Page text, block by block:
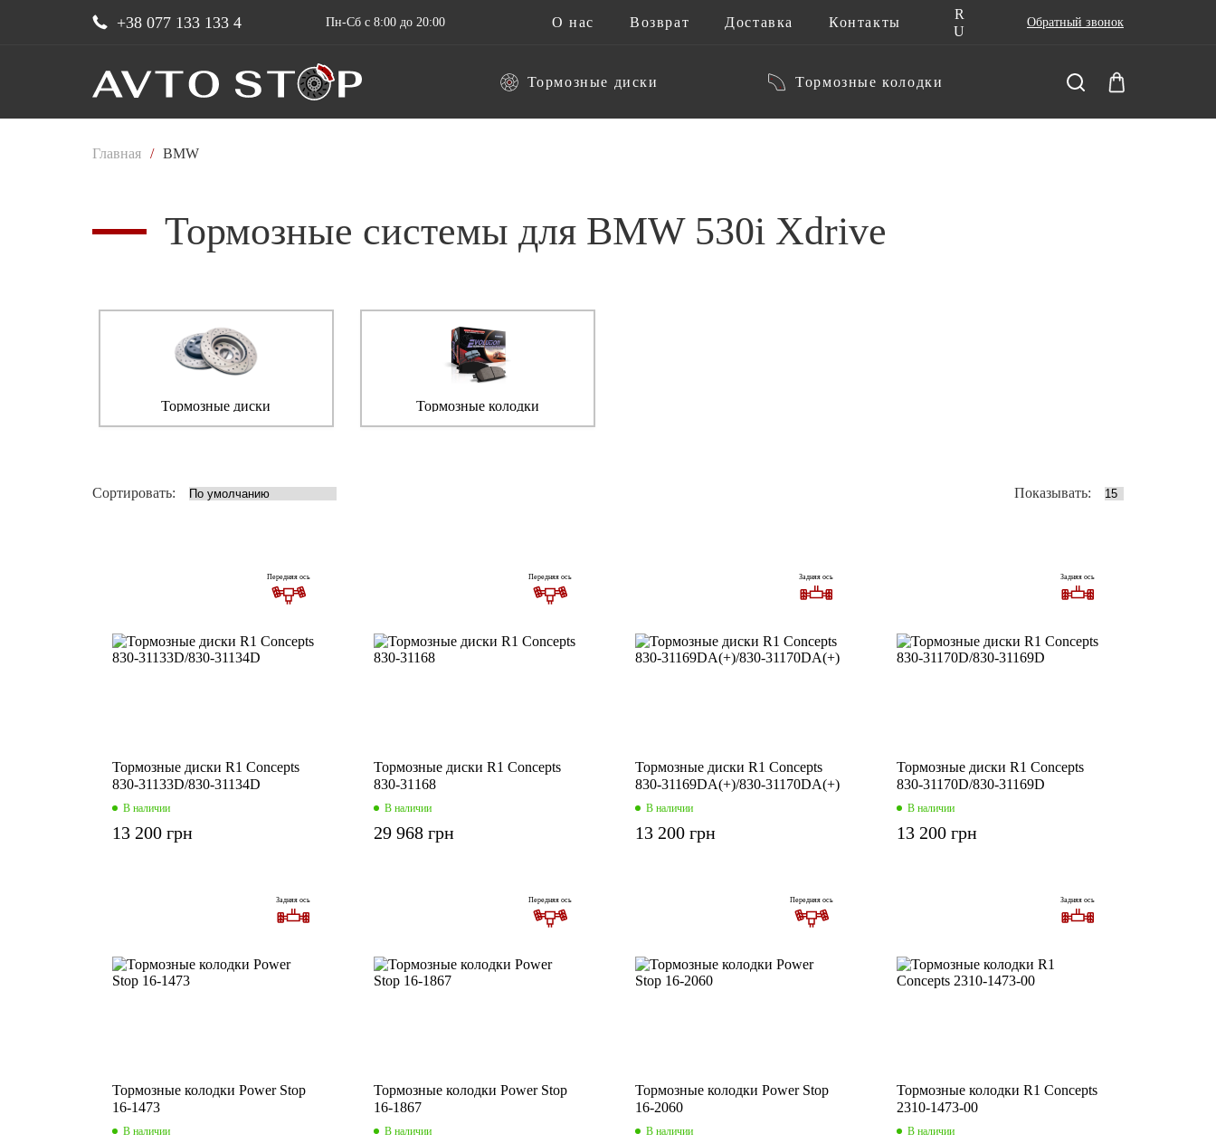
+38 077 133 133 4 Пн-Сб с 8:00 до 20:00 О нас Возврат Доставка Контакты
R
U
Обратный звонок
Тормозные диски Тормозные колодки
Главная / BMW
Тормозные системы для BMW 530i Xdrive
Тормозные диски Тормозные колодки
Сортировать: Показывать:
Передняя ось
Тормозные диски R1 Concepts
830-31133D/830-31134D
В наличии
13 200 грн
Передняя ось
Тормозные диски R1 Concepts
830-31168
В наличии
29 968 грн
Задняя ось
Тормозные диски R1 Concepts
830-31169DA(+)/830-31170DA(+)
В наличии
13 200 грн
Задняя ось
Тормозные диски R1 Concepts
830-31170D/830-31169D
В наличии
13 200 грн
Задняя ось
Тормозные колодки Power Stop
16-1473
В наличии
Передняя ось
Тормозные колодки Power Stop
16-1867
В наличии
Передняя ось
Тормозные колодки Power Stop
16-2060
В наличии
Задняя ось
Тормозные колодки R1 Concepts
2310-1473-00
В наличии